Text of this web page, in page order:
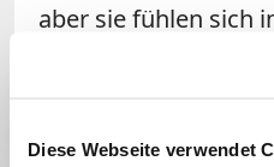
Diese Webseite verwendet
aber sie fühlen sich
annehmen können.